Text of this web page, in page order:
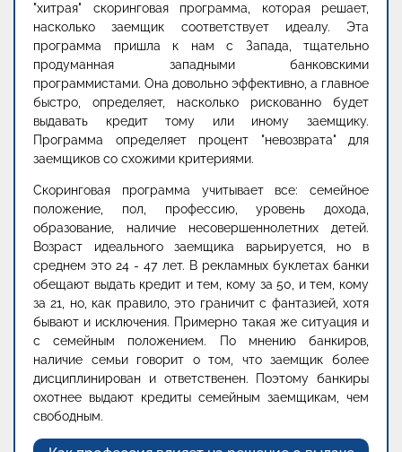
"хитрая" скоринговая программа, которая решает,
насколько заемщик соответствует идеалу. Эта
программа пришла к нам с Запада, тщательно
продуманная западными банковскими
программистами. Она довольно эффективно, а главное
быстро, определяет, насколько рискованно будет
выдавать кредит тому или иному заемщику.
Программа определяет процент "невозврата" для
заемщиков со схожими критериями.
Скоринговая программа учитывает все: семейное
положение, пол, профессию, уровень дохода,
образование, наличие несовершеннолетних детей.
Возраст идеального заемщика варьируется, но в
среднем это 24 - 47 лет. В рекламных буклетах банки
обещают выдать кредит и тем, кому за 50, и тем, кому
за 21, но, как правило, это граничит с фантазией, хотя
бывают и исключения. Примерно такая же ситуация и
с семейным положением. По мнению банкиров,
наличие семьи говорит о том, что заемщик более
дисциплинирован и ответственен. Поэтому банкиры
охотнее выдают кредиты семейным заемщикам, чем
свободным.